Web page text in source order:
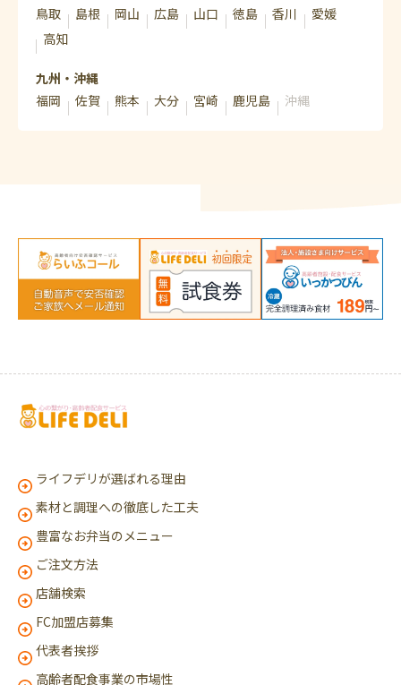
鳥取
島根 岡山 広島 山口 徳島 香川
愛媛
高知
九州・沖縄
福岡
佐賀 熊本 大分 宮崎 鹿児島 沖縄
ライフデリが選ばれる理由
素材と調理への徹底した工夫
豊富なお弁当のメニュー
ご注文方法
店舗検索
FC加盟店募集
代表者挨拶
高齢者配食事業の市場性